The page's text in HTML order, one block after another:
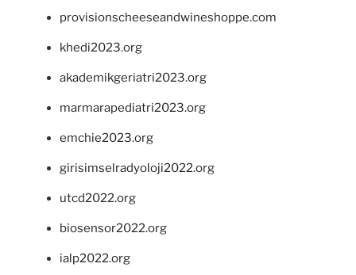
provisionscheeseandwineshoppe.com
khedi2023.org
akademikgeriatri2023.org
marmarapediatri2023.org
emchie2023.org
girisimselradyoloji2022.org
utcd2022.org
biosensor2022.org
ialp2022.org